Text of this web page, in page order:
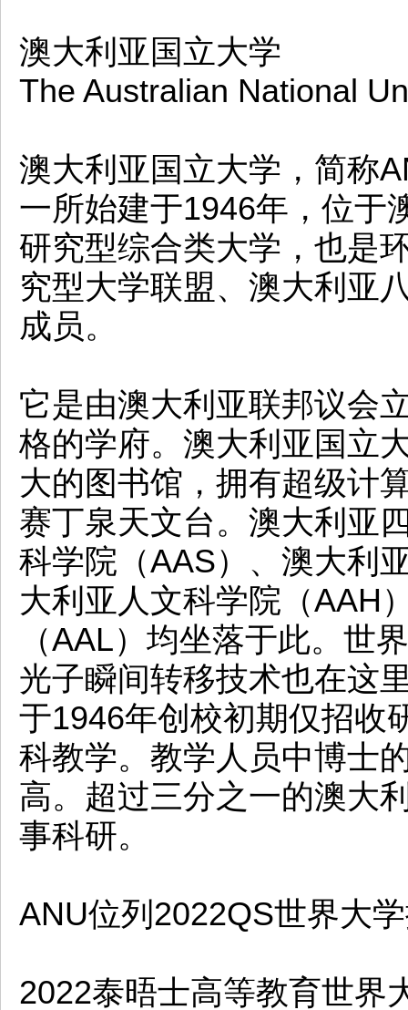
澳大利亚国立大学
The Australian National
澳大利亚国立大学，简称
一所始建于1946年，位于
研究型综合类大学，也是
究型大学联盟、澳大利亚
成员。
它是由澳大利亚联邦议会
格的学府。澳大利亚国立
大的图书馆，拥有超级计
赛丁泉天文台。澳大利亚
科学院（AAS）、澳大利
大利亚人文科学院（AAH
（AAL）均坐落于此。世
光子瞬间转移技术也在这
于1946年创校初期仅招收
科教学。教学人员中博士
高。超过三分之一的澳大
事科研。
ANU位列2022QS世界大
2022泰晤士高等教育世界